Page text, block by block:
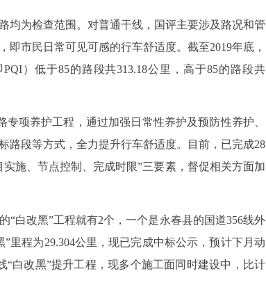
均为检查范围。对普通干线，国评主要涉及路况和管
市民日常可见可感的行车舒适度。截至2019年底，
）低于85的路段共313.18公里，高于85的路段共
项养护工程，通过加强日常性养护及预防性养护、
路段等方式，全力提升行车舒适度。目前，已完成28
施、节点控制、完成时限”三要素，督促相关方面加
白改黑”工程就有2个，一个是永春县的国道356线外
里程为29.304公里，现已完成中标公示，预计下月动
白改黑”提升工程，现多个施工面同时建设中，比计